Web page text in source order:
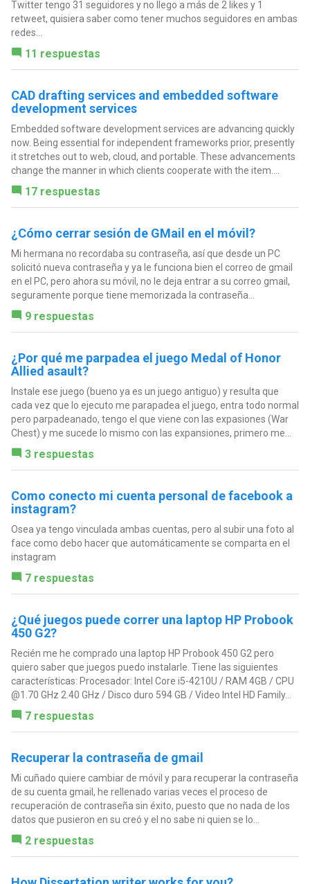
Twitter tengo 31 seguidores y no llego a más de 2 likes y 1
retweet, quisiera saber como tener muchos seguidores en ambas
redes...
11 respuestas
CAD drafting services and embedded software
development services
Embedded software development services are advancing quickly
now. Being essential for independent frameworks prior, presently
it stretches out to web, cloud, and portable. These advancements
change the manner in which clients cooperate with the item....
17 respuestas
¿Cómo cerrar sesión de GMail en el móvil?
Mi hermana no recordaba su contraseña, así que desde un PC
solicitó nueva contraseña y ya le funciona bien el correo de gmail
en el PC, pero ahora su móvil, no le deja entrar a su correo gmail,
seguramente porque tiene memorizada la contraseña...
9 respuestas
¿Por qué me parpadea el juego Medal of Honor
Allied asault?
Instale ese juego (bueno ya es un juego antiguo) y resulta que
cada vez que lo ejecuto me parapadea el juego, entra todo normal
pero parpadeanado, tengo el que viene con las expasiones (War
Chest) y me sucede lo mismo con las expansiones, primero me...
3 respuestas
Como conecto mi cuenta personal de facebook a
instagram?
Osea ya tengo vinculada ambas cuentas, pero al subir una foto al
face como debo hacer que automáticamente se comparta en el
instagram
7 respuestas
¿Qué juegos puede correr una laptop HP Probook
450 G2?
Recién me he comprado una laptop HP Probook 450 G2 pero
quiero saber que juegos puedo instalarle. Tiene las siguientes
características: Procesador: Intel Core i5-4210U / RAM 4GB / CPU
@1.70 GHz 2.40 GHz / Disco duro 594 GB / Video Intel HD Family...
7 respuestas
Recuperar la contraseña de gmail
Mi cuñado quiere cambiar de móvil y para recuperar la contraseña
de su cuenta gmail, he rellenado varias veces el proceso de
recuperación de contraseña sin éxito, puesto que no nada de los
datos que pusieron en su creó y el no sabe ni quien se lo...
2 respuestas